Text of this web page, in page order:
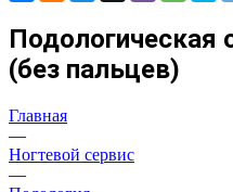
Подологическая
(без пальцев)
Главная
—
Ногтевой сервис
—